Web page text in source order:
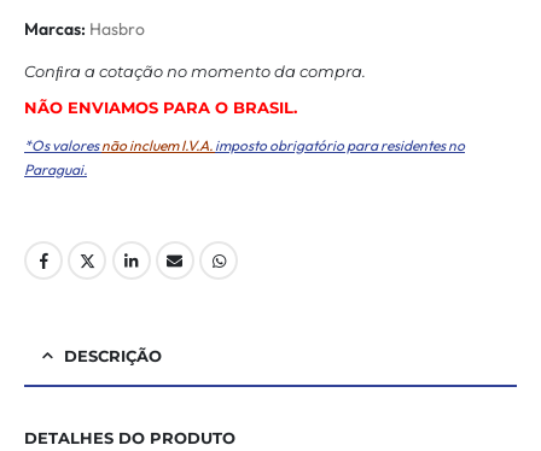
Marcas: Hasbro
Conﬁra a cotação no momento da compra.
NÃO ENVIAMOS PARA O BRASIL.
*Os valoresnão incluem I.V.A. imposto obrigatório para residentes no
Paraguai.
DESCRIÇÃO
DETALHES DO PRODUTO